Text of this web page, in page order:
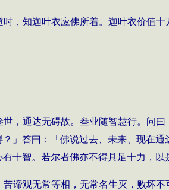
，知迦叶衣应佛所着。迦叶衣价值
，通达无碍故。叁业随智慧行。问
」答曰：「佛说过去、未来、现在
十智。若尔者佛亦不得具足十力，以
谛观无常等相，无常名生灭，败坏